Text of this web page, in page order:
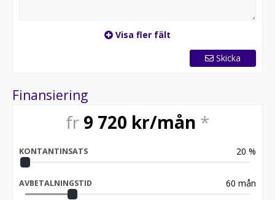
Reservation för slutförsäljning. Bilen i annonsen kan
Visa fler fält
Skicka
Finansiering
fr 9 720 kr/mån *
KONTANTINSATS 20 %
AVBETALNINGSTID 60 mån